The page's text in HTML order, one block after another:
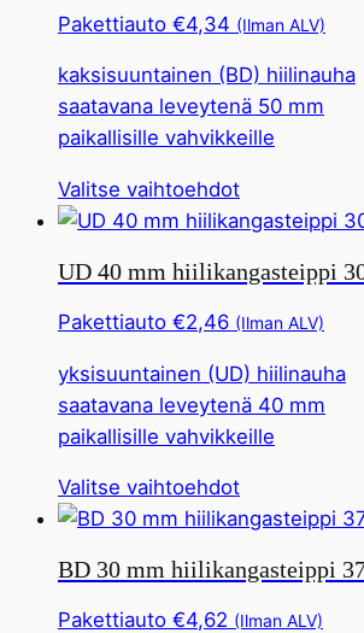
muunnelmia.
vaihtoehto
voidaan
valita
Pakettiauto €4,34 (Ilman ALV)
kaksisuuntainen (BD) hiilinauha
saatavana leveytenä 50 mm
paikallisille vahvikkeille
Valitse vaihtoehdotTällä
tuotteella
useita
muunnelmia.
vaihtoehto
voidaan
valita
UD 40 mm hiilikangasteippi
Pakettiauto €2,46 (Ilman ALV)
yksisuuntainen (UD) hiilinauha
saatavana leveytenä 40 mm
paikallisille vahvikkeille
Valitse vaihtoehdotTällä
tuotteella
useita
muunnelmia.
BD 30 mm hiilikangasteippi
Pakettiauto €4,62 (Ilman ALV)